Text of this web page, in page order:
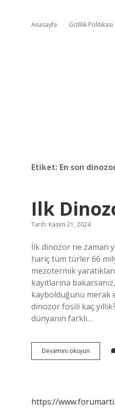
Anasayfa Gizlilik Politikası
Etiket: En son
Ilk
Tarih: Kasım 21, 2024
İlk dinozor ne zaman
hariç tüm türler 66
mezotermik
kayıtlarına
kaybolduğunu merak
dinozor fosili kaç
dünyanın farklı…
Devamını okuyun
Dinozor
https://